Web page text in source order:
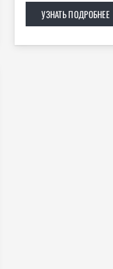
УЗНАТЬ ПОДРОБНЕЕ